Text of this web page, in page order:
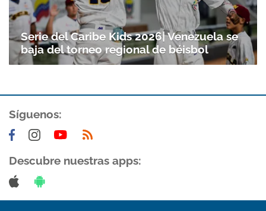
Serie del Caribe Kids 2026| Venezuela se
baja del torneo regional de béisbol
Síguenos:
Descubre nuestras apps: